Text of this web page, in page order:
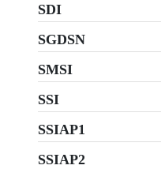
SDI
SGDSN
SMSI
SSI
SSIAP1
SSIAP2